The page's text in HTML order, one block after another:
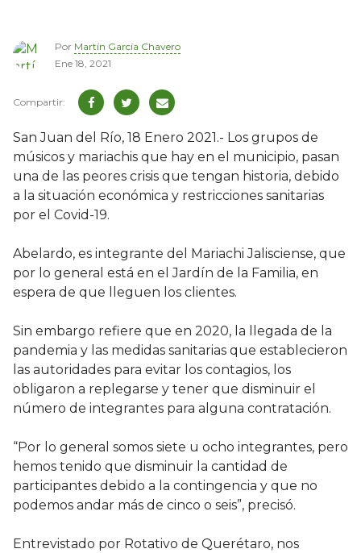
Por Martín García Chavero
Ene 18, 2021
San Juan del Río, 18 Enero 2021.- Los grupos de
músicos y mariachis que hay en el municipio, pasan
una de las peores crisis que tengan historia, debido
a la situación económica y restricciones sanitarias
por el Covid-19.
Abelardo, es integrante del Mariachi Jalisciense, que
por lo general está en el Jardín de la Familia, en
espera de que lleguen los clientes.
Sin embargo refiere que en 2020, la llegada de la
pandemia y las medidas sanitarias que establecieron
las autoridades para evitar los contagios, los
obligaron a replegarse y tener que disminuir el
número de integrantes para alguna contratación.
“Por lo general somos siete u ocho integrantes, pero
hemos tenido que disminuir la cantidad de
participantes debido a la contingencia y que no
podemos andar más de cinco o seis”, precisó.
Entrevistado por Rotativo de Querétaro, nos